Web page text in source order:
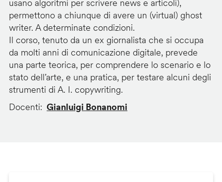
usano algoritmi per scrivere news e articoli),
permettono a chiunque di avere un (virtual) ghost
writer. A determinate condizioni.
Il corso, tenuto da un ex giornalista che si occupa
da molti anni di comunicazione digitale, prevede
una parte teorica, per comprendere lo scenario e lo
stato dell’arte, e una pratica, per testare alcuni degli
strumenti di A. I. copywriting.
Docenti
Gianluigi Bonanomi